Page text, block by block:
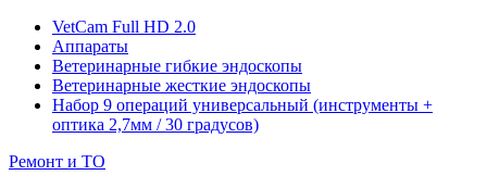
VetCam Full HD 2.0
Аппараты
Ветеринарные гибкие эндоскопы
Ветеринарные жесткие эндоскопы
Набор 9 операций универсальный (инструменты +
оптика 2,7мм / 30 градусов)
Ремонт и ТО